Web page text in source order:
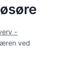
-
ved